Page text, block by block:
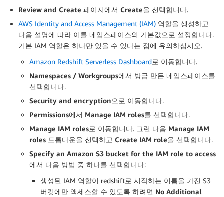
Review and Create 페이지에서 Create을 선택합니다.
AWS Identity and Access Management (IAM) 역할을 생성하고
다음 설명에 따라 이를 네임스페이스의 기본값으로 설정합니다.
기본 IAM 역할은 하나만 있을 수 있다는 점에 유의하십시오.
Amazon Redshift Serverless Dashboard로 이동합니다.
Namespaces / Workgroups에서 방금 만든 네임스페이스를
선택합니다.
Security and encryption으로 이동합니다.
Permissions에서 Manage IAM roles를 선택합니다.
Manage IAM roles로 이동합니다. 그런 다음 Manage IAM
roles 드롭다운을 선택하고 Create IAM role을 선택합니다.
Specify an Amazon S3 bucket for the IAM role to access
에서 다음 방법 중 하나를 선택합니다:
생성된 IAM 역할이 redshift로 시작하는 이름을 가진 S3
버킷에만 액세스할 수 있도록 하려면 No Additional